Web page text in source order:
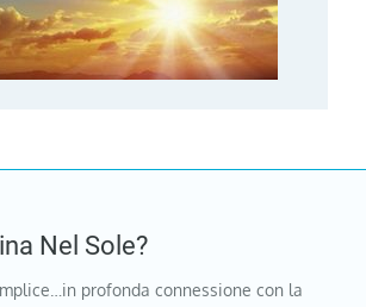
Nel Sole?
profonda connessione con la